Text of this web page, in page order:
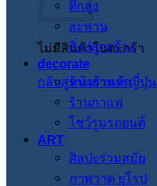
ไม่มีสินค้าในตะกร้า
กลับสู่หน้าร้านค้า
ตึกสูง
สะพาน
สิ่งปลูกสร้าง
decorate
ร้านอาหารญี่ปุ่น
ร้านกาแฟ
โชว์รูมรถยนต์
ART
ศิลปะร่วมสมัย
ภาพวาด ยุโรป